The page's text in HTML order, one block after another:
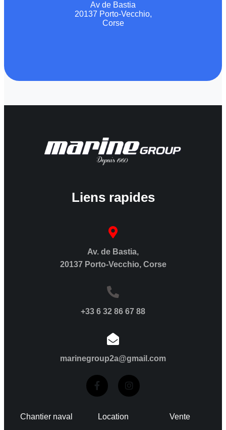
Av de Bastia
20137 Porto-Vecchio,
Corse
Liens rapides
Av. de Bastia,
20137 Porto-Vecchio, Corse
+33 6 32 86 67 88
marinegroup2a@gmail.com
Chantier naval Location Vente